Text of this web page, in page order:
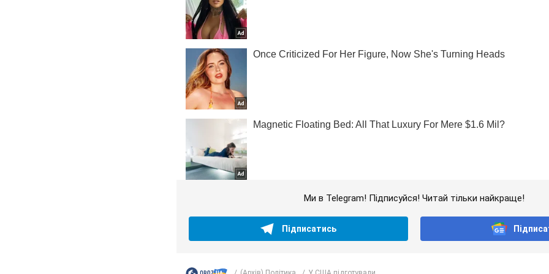
Ми в Telegram! Підписуйся! Читай тільки найкраще!
Підписатись